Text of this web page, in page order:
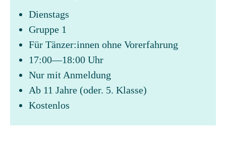
Dienstags
Gruppe 1
Für Tänzer:innen ohne Vorerfahrung
17:00—18:00 Uhr
Nur mit Anmeldung
Ab 11 Jahre (oder. 5. Klasse)
Kostenlos